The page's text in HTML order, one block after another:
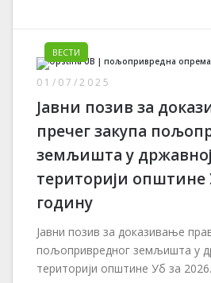
ВЕСТИ
01/07/2025
Јавни позив за
пречег закупа
земљишта у
територији општине
годину
Јавни позив за доказивање
пољопривредног земљишта у
територији општине Уб за